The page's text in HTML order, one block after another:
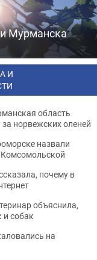
Мурманска
И
область
норвежских оленей
назвали
почему в
объяснила,
собак
на